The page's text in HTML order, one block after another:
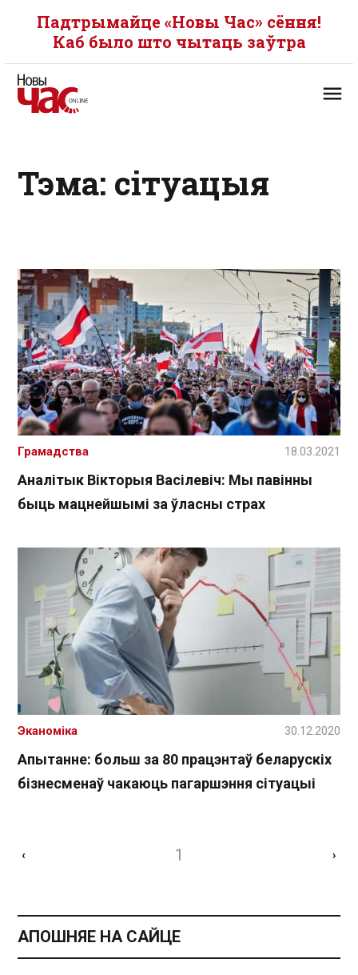
Падтрымайце «Новы Час» сёння!
Каб было што чытаць заўтра
Тэма: сітуацыя
Аналітык Вікторыя Васілевіч: Мы павінны
быць мацнейшымі за ўласны страх
Грамадства 18.03.2021
Апытанне: больш за 80 працэнтаў беларускіх
бізнесменаў чакаюць пагаршэння сітуацыі
Эканоміка 30.12.2020
‹ 1 ›
АПОШНЯЕ НА САЙЦЕ